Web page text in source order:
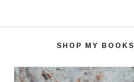
SHOP MY BOOKS